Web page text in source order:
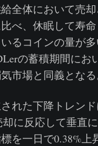
全体において売
べ、休眠して寿
るコインの量が
の蓄積期間にお
市場と同義となる
れた下降トレン
に反応して垂直
を一日で0.38%上